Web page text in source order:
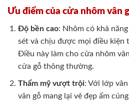
Ưu điểm của cửa nhôm vân
Độ bền cao: Nhôm có khả
sét và chịu được mọi điều kiện
Điều này làm cho cửa nhôm
cửa gỗ thông thường.
Thẩm mỹ vượt trội: Với lớp
vân gỗ mang lại vẻ đẹp ấm